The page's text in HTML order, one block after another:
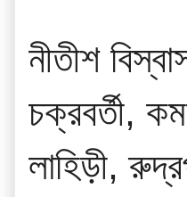
নীতীশ
চক্রবর্তী,
লাহিড়ী,